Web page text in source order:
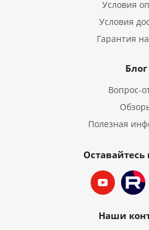
Условия
Условия
Гарантия
Блог
Вопрос-
Полезная
Оставайтесь
Наши